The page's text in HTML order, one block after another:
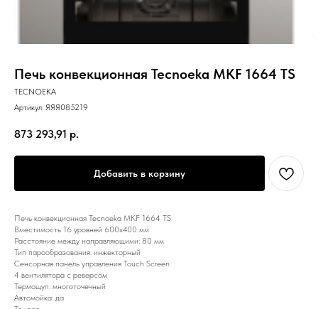
Печь конвекционная Tecnoeka MKF 1664 TS
TECNOEKA
Артикул: ЯЯЯ085219
873 293,91 р.
Добавить в корзину
Печь конвекционная Tecnoeka MKF 1664 TS
Вместимость 16 уровней 600х400 мм
Расстояние между направляющими: 80 мм
Тип парообразования: инжекторный
Сенсорная панель управления Touch Screen
4 вентилятора с реверсом
Термощуп: многоточечный
Автомойка: да